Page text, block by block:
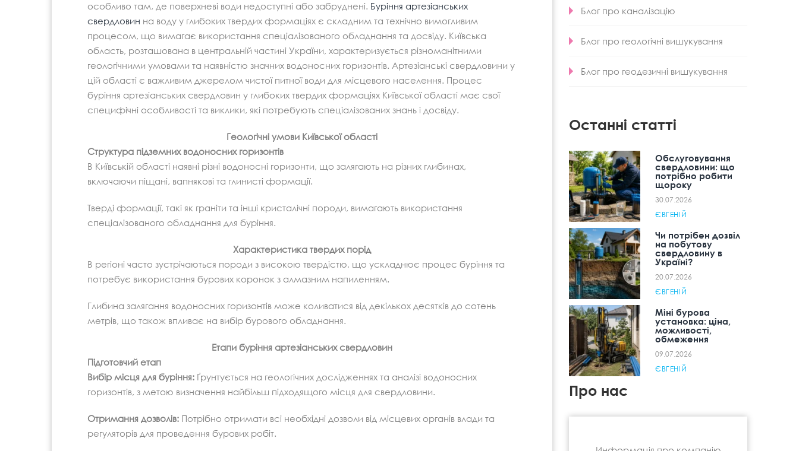
особливо там, де поверхневі води недоступні або забруднені. Буріння артезіанських
свердловин на воду у глибоких твердих формаціях є складним та технічно вимогливим
процесом, що вимагає використання спеціалізованого обладнання та досвіду. Київська
область, розташована в центральній частині України, характеризується різноманітними
геологічними умовами та наявністю значних водоносних горизонтів. Артезіанські свердловини у
цій області є важливим джерелом чистої питної води для місцевого населення. Процес
буріння артезіанських свердловин у глибоких твердих формаціях Київської області має свої
специфічні особливості та виклики, які потребують спеціалізованих знань і досвіду.
Геологічні умови Київської області
Структура підземних водоносних горизонтів
В Київській області наявні різні водоносні горизонти, що залягають на різних глибинах,
включаючи піщані, вапнякові та глинисті формації.
Тверді формації, такі як граніти та інші кристалічні породи, вимагають використання
спеціалізованого обладнання для буріння.
Характеристика твердих порід
В регіоні часто зустрічаються породи з високою твердістю, що ускладнює процес буріння та
потребує використання бурових коронок з алмазним напиленням.
Глибина залягання водоносних горизонтів може коливатися від декількох десятків до сотень
метрів, що також впливає на вибір бурового обладнання.
Етапи буріння артезіанських свердловин
Підготовчий етап
Вибір місця для буріння: Ґрунтується на геологічних дослідженнях та аналізі водоносних
горизонтів, з метою визначення найбільш підходящого місця для свердловини.
Отримання дозволів: Потрібно отримати всі необхідні дозволи від місцевих органів влади та
регуляторів для проведення бурових робіт.
Блог про каналізацію
Блог про геологічні вишукування
Блог про геодезичні вишукування
Останні статті
Обслуговування
свердловини: що
потрібно робити
щороку
30.07.2026
ЄВГЕНІЙ
Чи потрібен дозвіл
на побутову
свердловину в
Україні?
20.07.2026
ЄВГЕНІЙ
Міні бурова
установка: ціна,
можливості,
обмеження
09.07.2026
ЄВГЕНІЙ
Про нас